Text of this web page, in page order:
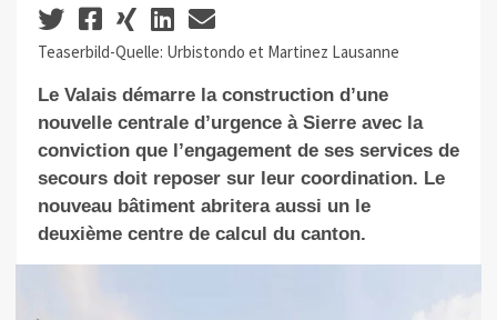
Teaserbild-Quelle: Urbistondo et Martinez Lausanne
Le Valais démarre la construction d’une
nouvelle centrale d’urgence à Sierre avec la
conviction que l’engagement de ses services de
secours doit reposer sur leur coordination. Le
nouveau bâtiment abritera aussi un le
deuxième centre de calcul du canton.